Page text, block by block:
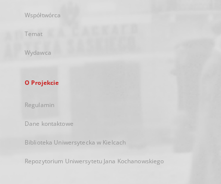
Współtwórca
Temat
Wydawca
O Projekcie
Regulamin
Dane kontaktowe
Biblioteka Uniwersytecka w Kielcach
Repozytorium Uniwersytetu Jana Kochanowskiego